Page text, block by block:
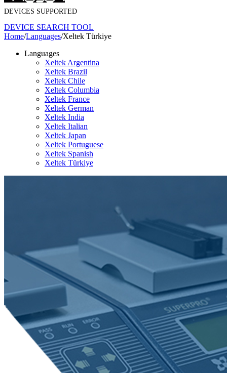
DEVICES SUPPORTED
DEVICE SEARCH TOOL
Home/Languages/Xeltek Türkiye
Languages
Xeltek Argentina
Xeltek Brazil
Xeltek Chile
Xeltek Columbia
Xeltek France
Xeltek German
Xeltek India
Xeltek Italian
Xeltek Japan
Xeltek Portuguese
Xeltek Spanish
Xeltek Türkiye